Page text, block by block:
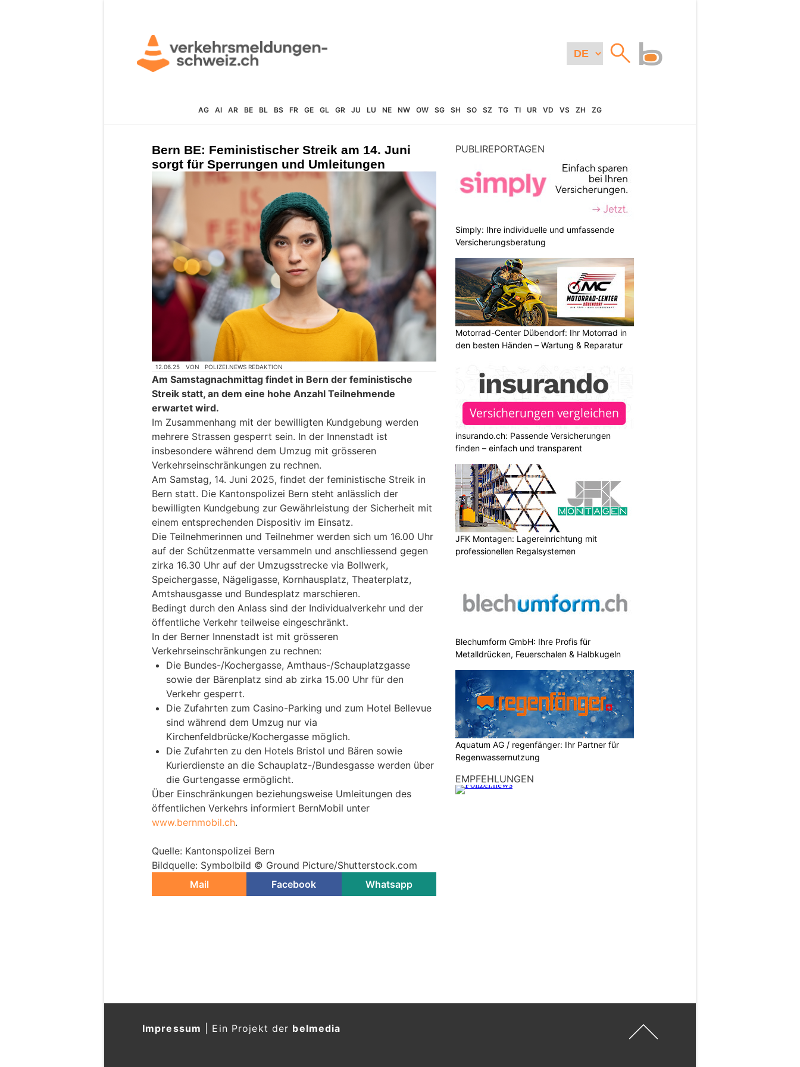
AG AI AR BE BL BS FR GE GL GR JU LU NE NW OW SG SH SO SZ TG TI UR VD VS ZH ZG
Bern BE: Feministischer Streik am 14. Juni
sorgt für Sperrungen und Umleitungen
12.06.25 VON POLIZEI.NEWS REDAKTION
Am Samstagnachmittag findet in Bern der feministische
Streik statt, an dem eine hohe Anzahl Teilnehmende
erwartet wird.
Im Zusammenhang mit der bewilligten Kundgebung werden
mehrere Strassen gesperrt sein. In der Innenstadt ist
insbesondere während dem Umzug mit grösseren
Verkehrseinschränkungen zu rechnen.
Am Samstag, 14. Juni 2025, findet der feministische Streik in
Bern statt. Die Kantonspolizei Bern steht anlässlich der
bewilligten Kundgebung zur Gewährleistung der Sicherheit mit
einem entsprechenden Dispositiv im Einsatz.
Die Teilnehmerinnen und Teilnehmer werden sich um 16.00 Uhr
auf der Schützenmatte versammeln und anschliessend gegen
zirka 16.30 Uhr auf der Umzugsstrecke via Bollwerk,
Speichergasse, Nägeligasse, Kornhausplatz, Theaterplatz,
Amtshausgasse und Bundesplatz marschieren.
Bedingt durch den Anlass sind der Individualverkehr und der
öffentliche Verkehr teilweise eingeschränkt.
In der Berner Innenstadt ist mit grösseren
Verkehrseinschränkungen zu rechnen:
Die Bundes-/Kochergasse, Amthaus-/Schauplatzgasse
sowie der Bärenplatz sind ab zirka 15.00 Uhr für den
Verkehr gesperrt.
Die Zufahrten zum Casino-Parking und zum Hotel Bellevue
sind während dem Umzug nur via
Kirchenfeldbrücke/Kochergasse möglich.
Die Zufahrten zu den Hotels Bristol und Bären sowie
Kurierdienste an die Schauplatz-/Bundesgasse werden über
die Gurtengasse ermöglicht.
Über Einschränkungen beziehungsweise Umleitungen des
öffentlichen Verkehrs informiert BernMobil unter
www.bernmobil.ch.
Quelle: Kantonspolizei Bern
Bildquelle: Symbolbild © Ground Picture/Shutterstock.com
Mail
Facebook Whatsapp
PUBLIREPORTAGEN
Simply: Ihre individuelle und umfassende
Versicherungsberatung
Motorrad-Center Dübendorf: Ihr Motorrad in
den besten Händen – Wartung & Reparatur
insurando.ch: Passende Versicherungen
finden – einfach und transparent
JFK Montagen: Lagereinrichtung mit
professionellen Regalsystemen
Blechumform GmbH: Ihre Profis für
Metalldrücken, Feuerschalen & Halbkugeln
Aquatum AG / regenfänger: Ihr Partner für
Regenwassernutzung
EMPFEHLUNGEN
Impressum Ein Projekt der belmedia